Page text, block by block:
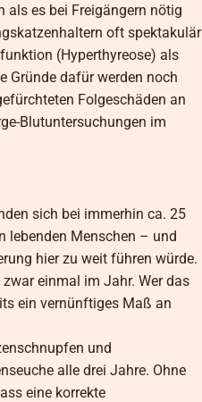
es bei Freigängern nötig
oft spektakulär
(Hyperthyreose) als
Gründe dafür werden noch
Folgeschäden an
Blutuntersuchungen im
sich bei immerhin ca. 25
lebenden Menschen – und
hier zu weit führen würde.
einmal im Jahr. Wer das
ein vernünftiges Maß an
und
alle drei Jahre. Ohne
eine korrekte